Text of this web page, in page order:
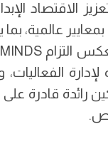
الاقتصاد
بمعايير
رائدة قادرة